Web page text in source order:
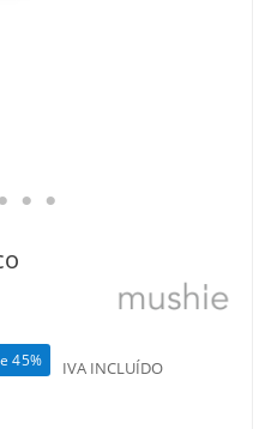
45% IVA INCLUÍDO